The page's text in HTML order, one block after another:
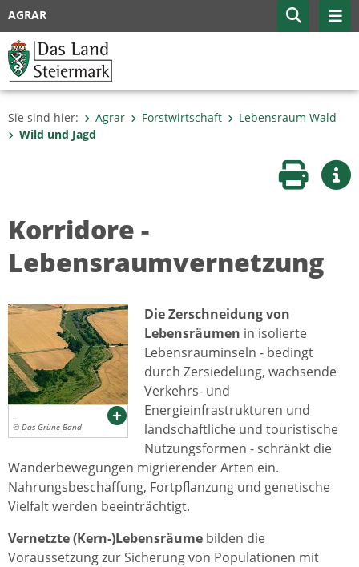
AGRAR
Sie sind hier: Agrar Forstwirtschaft
Lebensraum Wald
Wild und Jagd
Seite
Korridore -
Lebensraumvernetzung
.
© Das Grüne Band
Die Zerschneidung von
Lebensräumen in isolierte
Lebensrauminseln - bedingt
durch Zersiedelung, wachsende
Verkehrs- und
Energieinfrastrukturen und
landschaftliche und touristische
Nutzungsformen - schränkt die
Wanderbewegungen migrierender Arten ein.
Nahrungsbeschaffung, Fortpflanzung und genetische
Vielfalt werden beeinträchtigt.
Vernetzte (Kern-)Lebensräume bilden die
Voraussetzung zur Sicherung von Populationen mit